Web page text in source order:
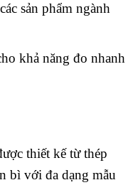
sản phẩm ngành
khả năng đo nhanh
thiết kế từ thép
bì với đa dạng mẫu